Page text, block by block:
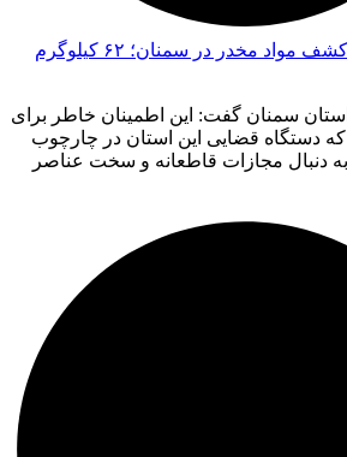
اجرای ۲ عملیات کشف مواد مخدر در سمنان؛ ۶۲ کیلوگرم